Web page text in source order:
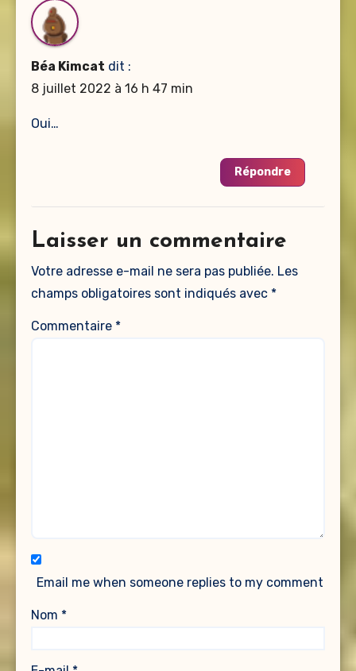
Béa Kimcat dit :
8 juillet 2022 à 16 h 47 min
Oui…
Répondre
Laisser un commentaire
Votre adresse e-mail ne sera pas publiée. Les
champs obligatoires sont indiqués avec *
Commentaire *
Email me when someone replies to my comment
Nom *